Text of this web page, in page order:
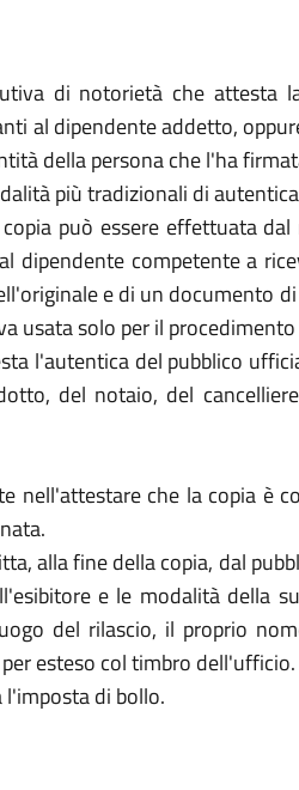
di notorietà che attesta
al dipendente addetto,
della persona che l'ha
più tradizionali di
può essere effettuata
dipendente competente a
e di un documento
usata solo per il
l'autentica del pubblico
del notaio, del
nell'attestare che la copia è
alla fine della copia, dal
e le modalità della
del rilascio, il proprio
esteso col timbro dell'ufficio.
di bollo.